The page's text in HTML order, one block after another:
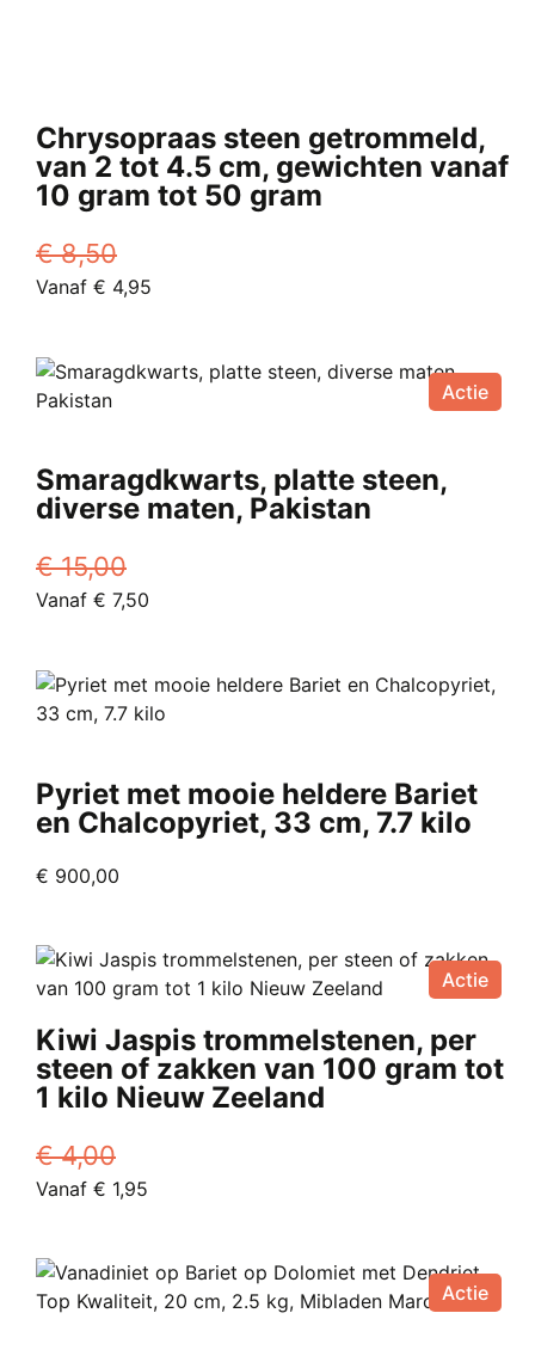
Chrysopraas steen getrommeld,
van 2 tot 4.5 cm, gewichten vanaf
10 gram tot 50 gram
€8,50
Oorspronkelijke
€ 8,50.
Vanaf € 4,95
Vanaf
heeft
meerdere
optie
kan
worden
op
Actie
Smaragdkwarts, platte steen,
diverse maten, Pakistan
€15,00
Oorspronkelijke
€ 15,00.
Vanaf € 7,50
Vanaf
€ 7,50.
heeft
meerdere
optie
kan
worden
productpagina
Pyriet met mooie heldere Bariet
en Chalcopyriet, 33 cm, 7.7 kilo
€ 900,00
Actie
Kiwi Jaspis trommelstenen, per
steen of zakken van 100 gram tot
1 kilo Nieuw Zeeland
€4,00
Oorspronkelijke
€ 4,00.
Vanaf € 1,95
Vanaf
€ 1,95.
heeft
meerdere
Actie